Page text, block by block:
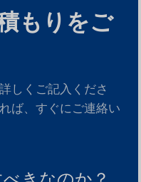
もりをご
しくご記入くださ
ば、すぐにご連絡い